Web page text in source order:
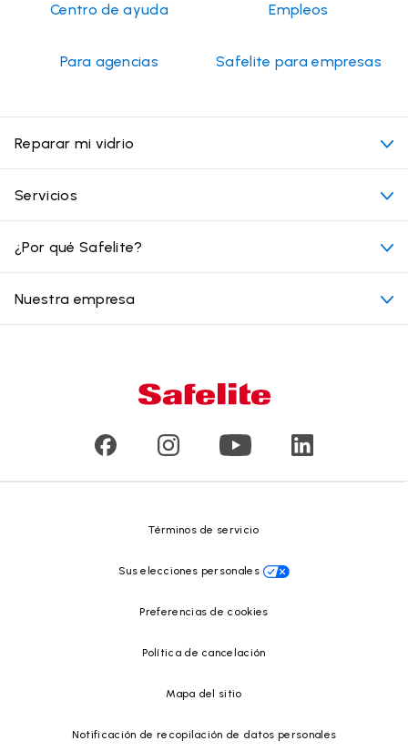
Centro de ayuda Empleos
Para agencias Safelite para empresas
Reparar mi vidrio
Mi cita
Servicios
Ubicaciones convenientes
Vidrios para vehículos comerciales y de gran tamaño
¿Por qué Safelite?
Por qué elegir Safelite
Reseñas de clientes
Reciclado de vidrio
Nuestra empresa
Safelite Foundation
Términos de servicio
Sus elecciones personales
Preferencias de cookies
Política de cancelación
Mapa del sitio
Notificación de recopilación de datos personales